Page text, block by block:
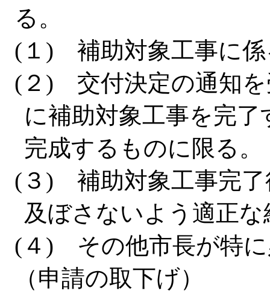
る。
(１) 補助対象工事に係
(２) 交付決定の通知を
に補助対象工事を完
完成するものに限る。
(３) 補助対象工事完了
及ぼさないよう適正
(４) その他市長が特に
（申請の取下げ）